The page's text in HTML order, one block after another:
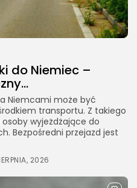
do Niemiec –
Niemcami może być
transportu. Z takiego
wyjeżdżające do
Bezpośredni przejazd jest
2026